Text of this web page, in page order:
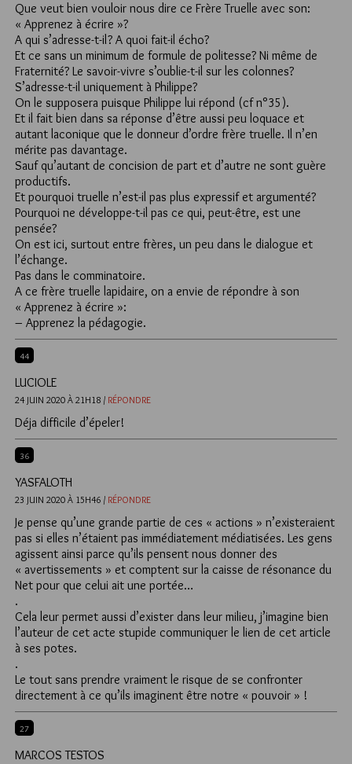
Que veut bien vouloir nous dire ce Frère Truelle avec son:
« Apprenez à écrire »?
A qui s’adresse-t-il? A quoi fait-il écho?
Et ce sans un minimum de formule de politesse? Ni même de
Fraternité? Le savoir-vivre s’oublie-t-il sur les colonnes?
S’adresse-t-il uniquement à Philippe?
On le supposera puisque Philippe lui répond (cf n°35).
Et il fait bien dans sa réponse d’être aussi peu loquace et
autant laconique que le donneur d’ordre frère truelle. Il n’en
mérite pas davantage.
Sauf qu’autant de concision de part et d’autre ne sont guère
productifs.
Et pourquoi truelle n’est-il pas plus expressif et argumenté?
Pourquoi ne développe-t-il pas ce qui, peut-être, est une
pensée?
On est ici, surtout entre frères, un peu dans le dialogue et
l’échange.
Pas dans le comminatoire.
A ce frère truelle lapidaire, on a envie de répondre à son
« Apprenez à écrire »:
– Apprenez la pédagogie.
44
LUCIOLE
24 JUIN 2020 À 21H18 / RÉPONDRE
Déja difficile d’épeler!
36
YASFALOTH
23 JUIN 2020 À 15H46 / RÉPONDRE
Je pense qu’une grande partie de ces « actions » n’existeraient
pas si elles n’étaient pas immédiatement médiatisées. Les gens
agissent ainsi parce qu’ils pensent nous donner des
« avertissements » et comptent sur la caisse de résonance du
Net pour que celui ait une portée…
.
Cela leur permet aussi d’exister dans leur milieu, j’imagine bien
l’auteur de cet acte stupide communiquer le lien de cet article
à ses potes.
.
Le tout sans prendre vraiment le risque de se confronter
directement à ce qu’ils imaginent être notre « pouvoir » !
27
MARCOS TESTOS